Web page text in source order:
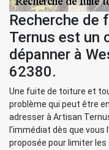
Recherche de
Ternus est un
dépanner à
62380.
Une fuite de toiture et
problème qui peut être
adresser à Artisan
l’immédiat dès que vous
proposée pour limiter